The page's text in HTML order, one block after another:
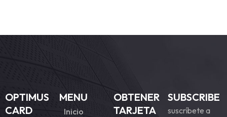
OPTIMUS
CARD
MENU
Inicio
OBTENER
TARJETA
SUBSCRIBE
suscríbete a